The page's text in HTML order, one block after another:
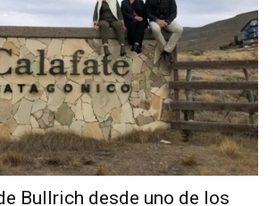
Bullrich desde uno de los